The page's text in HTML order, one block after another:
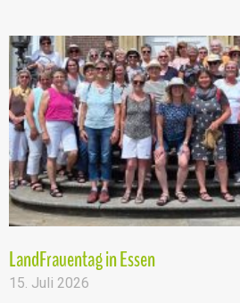
LandFrauentag in Essen
15. Juli 2026